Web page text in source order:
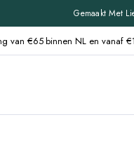
Gemaakt Met
van €65 binnen NL en vanaf